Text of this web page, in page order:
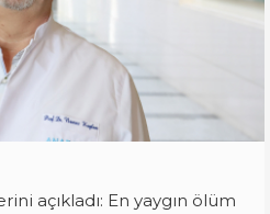
açıkladı: En yaygın ölüm